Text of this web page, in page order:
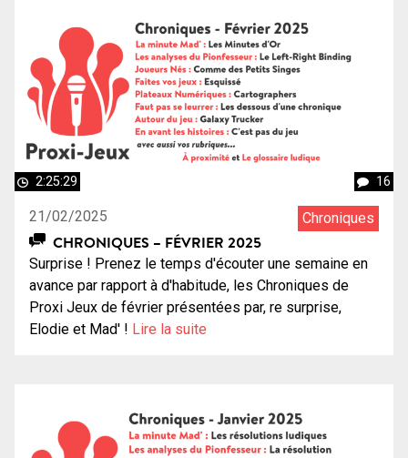
2:25:29 16
21/02/2025 Chroniques
CHRONIQUES – FÉVRIER 2025
Surprise ! Prenez le temps d'écouter une semaine en
avance par rapport à d'habitude, les Chroniques de
Proxi Jeux de février présentées par, re surprise,
Elodie et Mad' ! Lire la suite